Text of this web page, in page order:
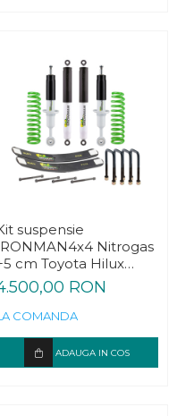
suspensie
Nitrogas
cm Toyota Hilux
2015RON
COMANDA
ADAUGA IN COS